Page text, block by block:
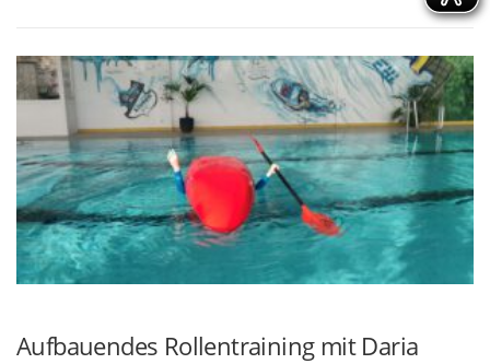
Aufbauendes Rollentraining mit Daria